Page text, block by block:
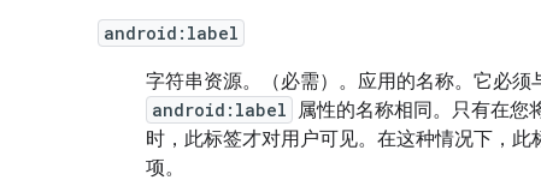
android:label
字符串资源。 （必需）。应用的名称。它必须
android:label 属性的名称相同。只有在您
时，此标签才对用户可见。在这种情况下，
项。